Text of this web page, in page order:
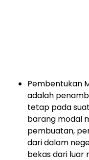
Pembentukan
adalah
tetap pada
barang modal
pembuatan,
dari dalam
bekas dari luar